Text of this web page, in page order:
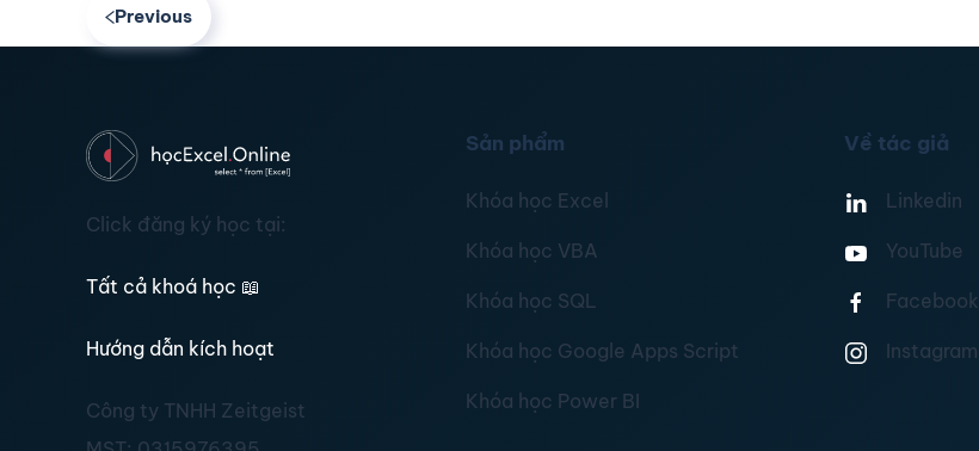
Previous
Click đăng ký học tại:
Tất cả khoá học 📖
Hướng dẫn kích hoạt
Công ty TNHH Zeitgeist
Sản phẩm
Khóa học Excel
Khóa học VBA
Khóa học SQL
Khóa học Google Apps Script
Khóa học Power BI
Về tác giả
Linkedin
YouTube
Facebook
Instagram